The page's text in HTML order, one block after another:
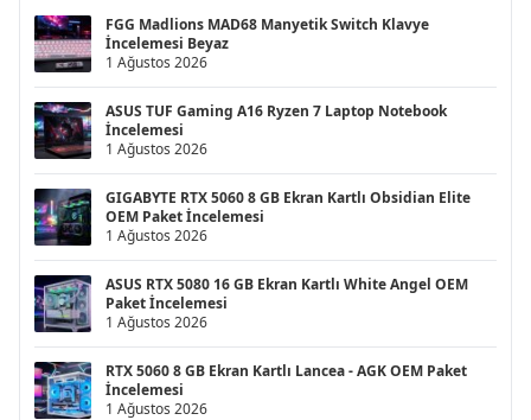
FGG Madlions MAD68 Manyetik Switch Klavye
İncelemesi Beyaz
1 Ağustos 2026
ASUS TUF Gaming A16 Ryzen 7 Laptop Notebook
İncelemesi
1 Ağustos 2026
GIGABYTE RTX 5060 8 GB Ekran Kartlı Obsidian Elite
OEM Paket İncelemesi
1 Ağustos 2026
ASUS RTX 5080 16 GB Ekran Kartlı White Angel OEM
Paket İncelemesi
1 Ağustos 2026
RTX 5060 8 GB Ekran Kartlı Lancea - AGK OEM Paket
İncelemesi
1 Ağustos 2026